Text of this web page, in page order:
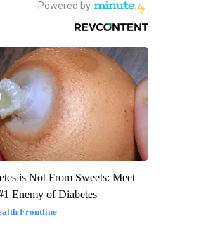
is Not From Sweets: Meet
Enemy of Diabetes
Frontline